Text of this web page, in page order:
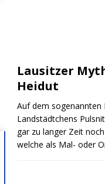
Lausitzer
Heidut
Auf dem sogenannten
Landstädtchens
gar zu langer Zeit
welche als Mal- oder